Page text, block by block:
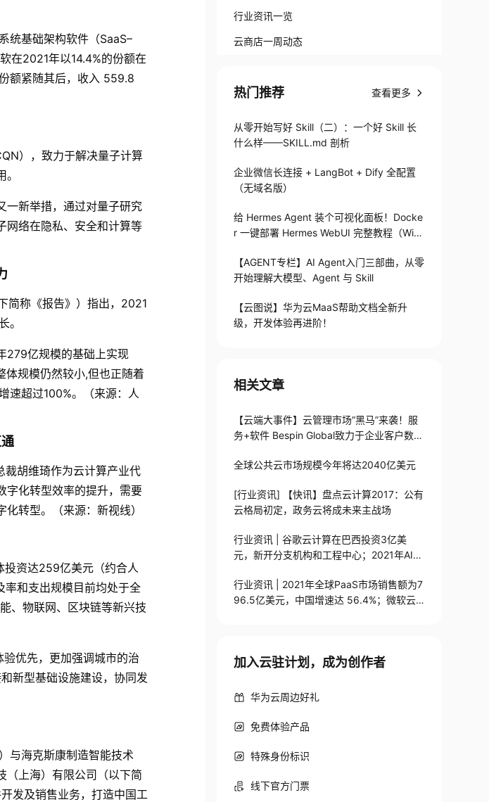
系统基础架构软件（SaaS–
在2021年以14.4%的份额在
额紧随其后，收入 559.8
），致力于解决量子计算
一新举措，通过对量子研究
网络在隐私、安全和计算等
简称《报告》）指出， 2021
。
279亿规模的基础上实现
体规模仍然较小,但也正随着
速超过100%。（来源：人
裁胡维琦作为云计算产业代
字化转型效率的提升，需要
转型。（来源：新视线）
投资达259亿美元（约合人
率和支出规模目前均处于全
、物联网、区块链等新兴技
优先，更加强调城市的治
新型基础设施建设，协同发
）与海克斯康制造智能技术
（上海）有限公司（以下简
发及销售业务，打造中国工
行业资讯一览
云商店一周动态
热门推荐 查看更多
从零开始写好 Skill（二）：一个好 Skill 长
什么样——SKILL.md 剖析
企业微信长连接 + LangBot + Dify 全配置
（无域名版）
给 Hermes Agent 装个可视化面板！Docke
r 一键部署 Hermes WebUI 完整教程（Win
【AGENT专栏】AI Agent入门三部曲，从零
开始理解大模型、Agent 与 Skill
【云图说】华为云MaaS帮助文档全新升
级，开发体验再进阶！
相关文章
【云端大事件】云管理市场“黑马”来袭！服
务+软件 Bespin Global致力于企业客户数字
全球公共云市场规模今年将达2040亿美元
[行业资讯] 【快讯】盘点云计算2017：公有
云格局初定，政务云将成未来主战场
行业资讯 | 谷歌云计算在巴西投资3亿美
元，新开分支机构和工程中心；2021年AI公
行业资讯 | 2021年全球PaaS市场销售额为7
96.5亿美元，中国增速达 56.4%；微软云
加入云驻计划，成为创作者
华为云周边好礼
免费体验产品
特殊身份标识
线下官方门票